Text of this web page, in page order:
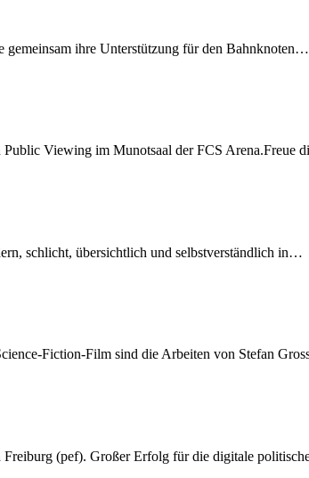
gemeinsam ihre Unterstützung für den Bahnknoten…
Viewing im Munotsaal der FCS Arena.Freue
schlicht, übersichtlich und selbstverständlich in…
Fiction-Film sind die Arbeiten von Stefan
Freiburg (pef). Großer Erfolg für die digitale